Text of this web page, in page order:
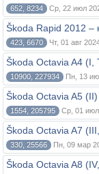
652, 8234 Ср, 22 июл
Škoda Rapid 2012 –
423, 6670 Чт, 01 авг
Škoda Octavia A4 (I,
10900, 227934 Пн, 13
Škoda Octavia A5
1554, 205795 Ср, 01
Škoda Octavia A7
330, 25566 Пн, 09 мар
Škoda Octavia A8